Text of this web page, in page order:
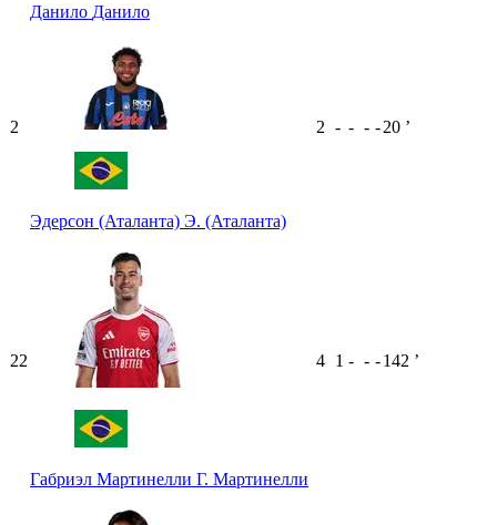
Данило Данило
2
Эдерсон (Аталанта) Э. (Аталанта)
2 - - - -20 ʼ
22
Габриэл Мартинелли Г. Мартинелли
4 1 - - -142 ʼ